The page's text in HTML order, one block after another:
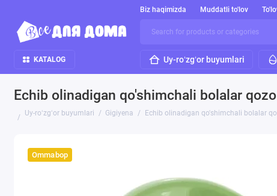
Biz haqimizda Muddatli to'lov
KATALOG Uy-roʻzgʻor buyumlari
Echib olinadigan qo'shimchali bolalar
Uy-roʻzgʻor buyumlari Gigiyena Echib olinadigan qo'shimchali bolalar
Ommabop